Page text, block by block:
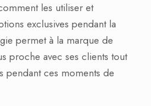
les utiliser et
exclusives pendant la
permet à la marque de
proche avec ses clients tout
pendant ces moments de